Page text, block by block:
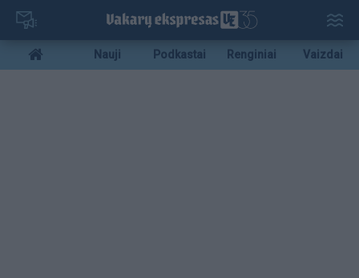
Pereiti
pagrindinį
turinį
Mobile
menu
Nauji Podkastai Renginiai Vaizdai